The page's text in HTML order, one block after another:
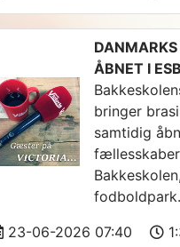
ÅBNET I
bringer
samtidig
fodboldpark.
23-06-2026 07:40